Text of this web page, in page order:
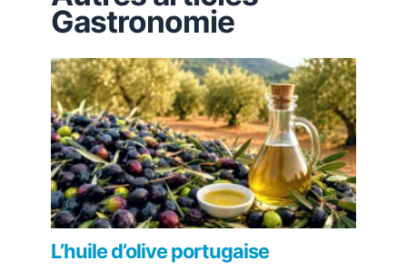
Gastronomie
L’huile d’olive portugaise